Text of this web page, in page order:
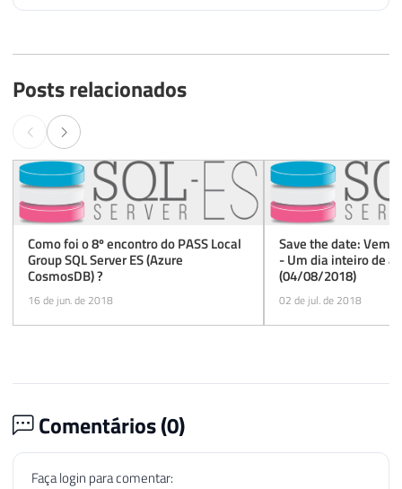
Posts relacionados
Como foi o 8º encontro do PASS Local
Group SQL Server ES (Azure
CosmosDB) ?
16 de jun. de 2018
Save the date: Vem
- Um dia inteiro de
(04/08/2018)
02 de jul. de 2018
Comentários (0)
Faça login para comentar: